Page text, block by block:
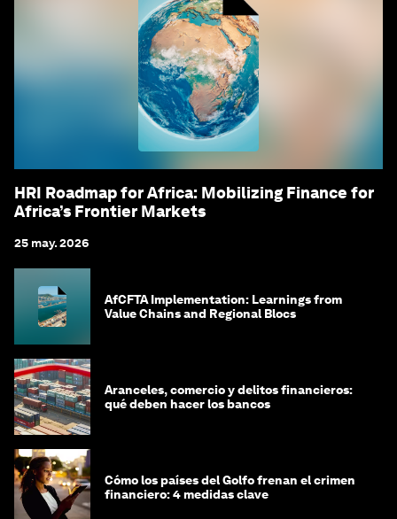
HRI Roadmap for Africa: Mobilizing Finance for
Africa’s Frontier Markets
25 may. 2026
AfCFTA Implementation: Learnings from
Value Chains and Regional Blocs
Aranceles, comercio y delitos financieros:
qué deben hacer los bancos
Cómo los países del Golfo frenan el crimen
financiero: 4 medidas clave